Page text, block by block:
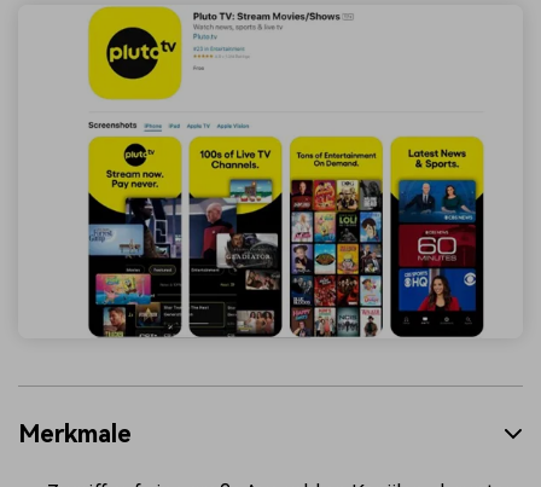
Merkmale